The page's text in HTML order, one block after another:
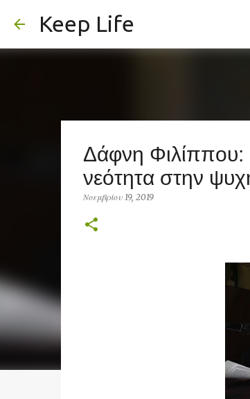
Keep Life
Δάφνη Φιλίππου:
νεότητα στην
Νοεμβρίου 19, 2019